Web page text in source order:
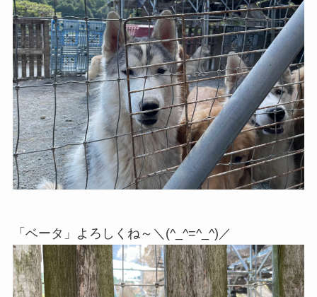
「ベータ」よろしくね～＼(^_^=^_^)／